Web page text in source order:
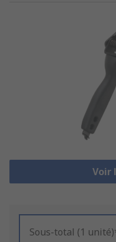
Voir
Sous-total (1